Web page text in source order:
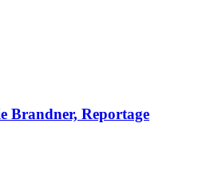
Brandner, Reportage